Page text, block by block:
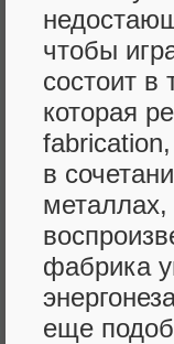
чтобы
состоит
которая
в
фабрика
еще